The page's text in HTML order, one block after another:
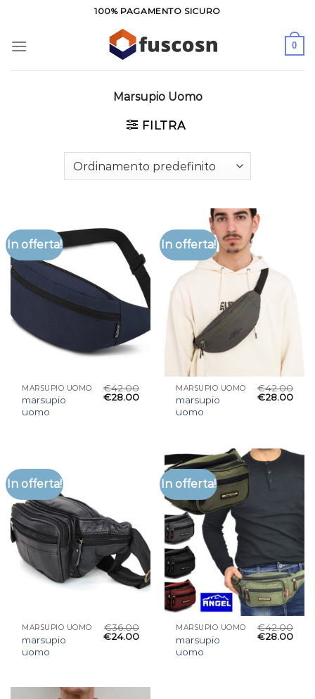
contenuti
100% PAGAMENTO SICURO
0
Marsupio Uomo
FILTRA
In offerta!
MARSUPIO UOMO
marsupio
uomo
€42.00
€28.00
In offerta!
MARSUPIO UOMO
marsupio
uomo
€42.00
€28.00
In offerta!
MARSUPIO UOMO
marsupio
uomo
€36.00
€24.00
In offerta!
MARSUPIO UOMO
marsupio
uomo
€42.00
€28.00